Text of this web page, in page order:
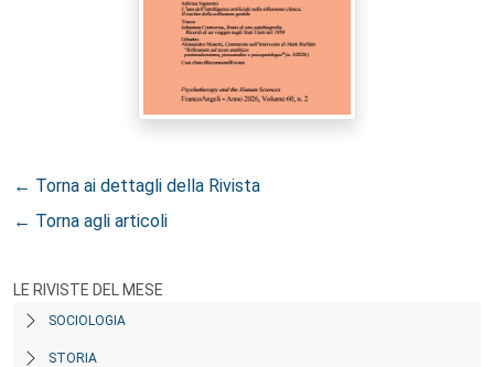
← Torna ai dettagli della Rivista
← Torna agli articoli
LE RIVISTE DEL MESE
SOCIOLOGIA
STORIA